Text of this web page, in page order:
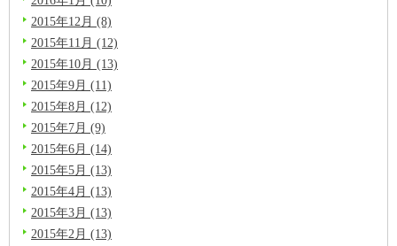
2015年12月 (8)
2015年11月 (12)
2015年10月 (13)
2015年9月 (11)
2015年8月 (12)
2015年7月 (9)
2015年6月 (14)
2015年5月 (13)
2015年4月 (13)
2015年3月 (13)
2015年2月 (13)